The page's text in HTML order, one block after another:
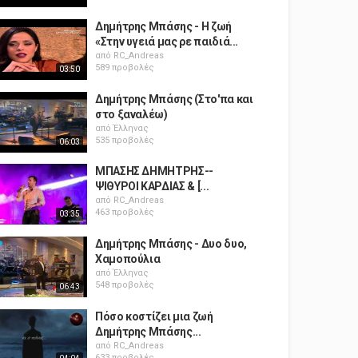
03:50
Δημήτρης Μπάσης - Η ζωή
«Στην υγειά μας ρε παιδιά...
από RC_Andreas
589 προβολές
06:03
Δημήτρης Μπάσης (Στο'πα και
στο ξαναλέω)
απόΈλληνας
535 προβολές
03:35
ΜΠΑΣΗΣ ΔΗΜΗΤΡΗΣ--
ΨΙΘΥΡΟΙ ΚΑΡΔΙΑΣ & [...
από RC_Andreas
463 προβολές
06:43
Δημήτρης Μπάσης - Δυο δυο,
Χαμοπούλια
απόΈλληνας
548 προβολές
Πόσο κοστίζει μια ζωή
Δημήτρης Μπάσης...
από RC_Andreas